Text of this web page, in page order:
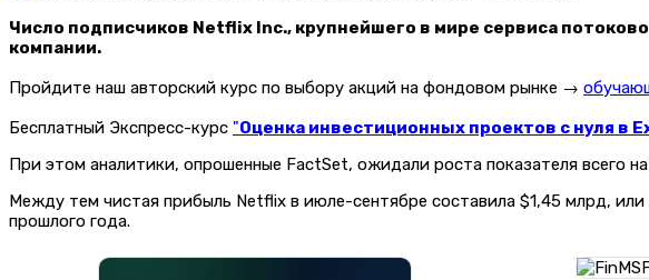
Число подписчиков Netflix Inc., крупнейшего в мире сервиса
компании.
Пройдите наш авторский курс по выбору акций на фондовом рынке →
Бесплатный Экспресс-курс "Оценка инвестиционных проектов с нуля в
При этом аналитики, опрошенные FactSet, ожидали роста показателя всего
Между тем чистая прибыль Netflix в июле-сентябре составила $1,45 млрд,
прошлого года.